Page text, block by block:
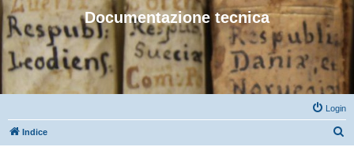
Documentazione tecnica
Login
Indice